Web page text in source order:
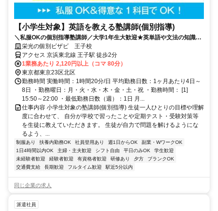
【小学生対象】英語を教える塾講師(個別指導)
＼私服OKの個別指導塾講師／大学1年生大歓迎★英単語や文法の知識を
活かそう♪教えることが好きな方歓迎！
栄光の個別ビザビ 王子校
アクセス 京浜東北線 王子駅 徒歩2分
1業務あたり 2,120円以上（コマ 80分）
東京都東京23区北区
勤務時間 実働時間：1時間20分/日 平均勤務日数：1ヶ月あたり4日～
8日 ・勤務曜日：月・火・水・木・金・土・祝 ・勤務時間： [1]
15:50～22:00 ・最低勤務日数（週）：1日 月...
仕事内容 小学生対象の塾講師(個別指導) 生徒一人ひとりの目標や理解
度に合わせて、 自分が学校で習ったことや定期テスト・受験対策等
を生徒に教えていただきます。 生徒が自力で問題を解けるようにな
るよう、...
制服あり 扶養内勤務OK 社員登用あり 週1日からOK
副業・WワークOK
1日4時間以内OK
主婦・主夫歓迎 シフト自由 平日のみOK
学生歓迎
未経験者歓迎
経験者歓迎 有資格者歓迎 研修あり 夕方
ブランクOK
交通費支給
長期歓迎 フルタイム歓迎 駅近5分以内
同じ企業の求人
派遣社員